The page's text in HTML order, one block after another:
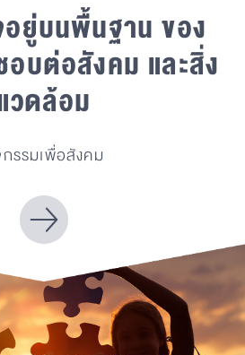
อยู่บนพื้นฐาน ของ
บต่อสังคม และสิ่ง
วดล้อม
รรมเพื่อสังคม